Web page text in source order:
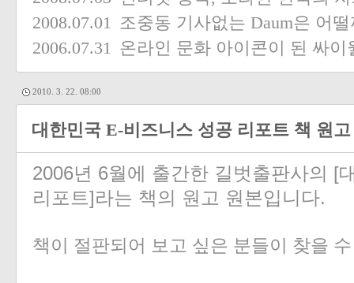
2008.07.01 조중동 기사없는 Daum은 어떨
2006.07.31 온라인 문화 아이콘이 된 싸이
2010. 3. 22. 08:00
대한민국 E-비즈니스 성공 리포트 책 원
2006년 6월에 출간한 길벗출판사의 [
리포트]라는 책의 원고 원본입니다.
책이 절판되어 보고 싶은 분들이 찾을